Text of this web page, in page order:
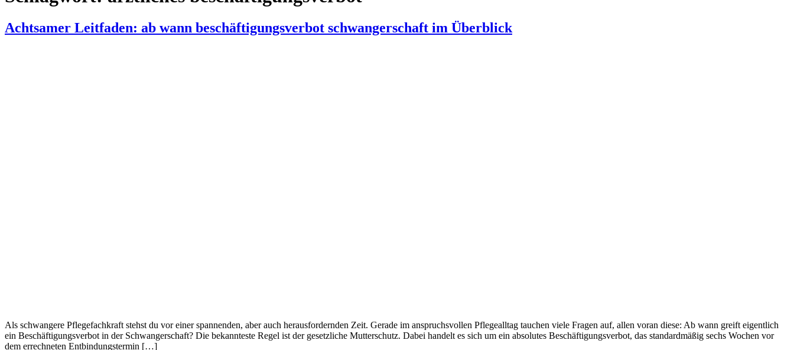
Achtsamer Leitfaden: ab wann beschäftigungsverbot schwangerschaft im Überblick
Als schwangere Pflegefachkraft stehst du vor einer spannenden, aber auch herausfordernden Zeit. Gerade im anspruchsvollen Pflegealltag tauchen viele Fragen auf, allen voran diese: Ab wann greift eigentlich
ein Beschäftigungsverbot in der Schwangerschaft? Die bekannteste Regel ist der gesetzliche Mutterschutz. Dabei handelt es sich um ein absolutes Beschäftigungsverbot, das standardmäßig sechs Wochen vor
dem errechneten Entbindungstermin […]